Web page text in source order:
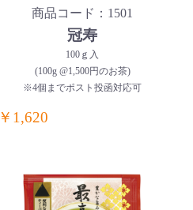
商品コード：1501
冠寿
100ｇ入
(100g @1,500円のお茶)
※4個までポスト投函対応可
￥1,620